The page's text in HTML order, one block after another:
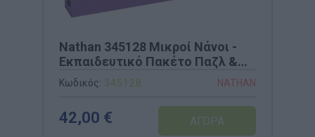
Nathan 345128 Μικροί Νάνοι -
Εκπαιδευτικό Πακέτο Παζλ &
Αριθμητικής
Κωδικός: 345128 NATHAN
42,00 €